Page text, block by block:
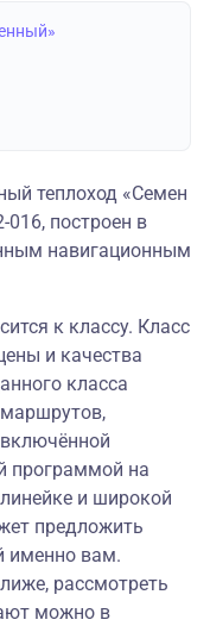
теплоход «Семен
016, построен в
навигационным
к классу. Класс
и качества
класса
программой на
и широкой
предложить
именно вам.
рассмотреть
можно в